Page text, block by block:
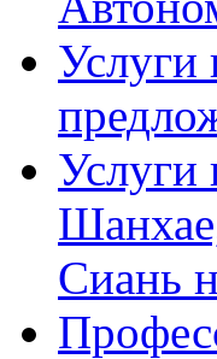
Услуги
Услуги
Сиань